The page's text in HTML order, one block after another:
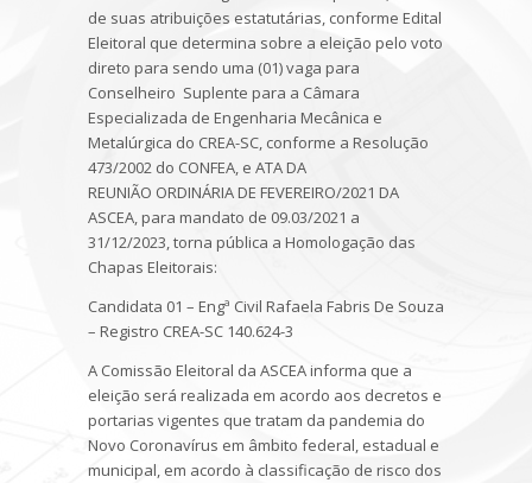
de suas atribuições estatutárias, conforme Edital
Eleitoral que determina sobre a eleição pelo voto
direto para sendo uma (01) vaga para
Conselheiro Suplente para a Câmara
Especializada de Engenharia Mecânica e
Metalúrgica do CREA-SC, conforme a Resolução
473/2002 do CONFEA, e ATA DA
REUNIÃO ORDINÁRIA DE FEVEREIRO/2021 DA
ASCEA, para mandato de 09.03/2021 a
31/12/2023, torna pública a Homologação das
Chapas Eleitorais:
Candidata 01 – Engª Civil Rafaela Fabris De Souza
– Registro CREA-SC 140.624-3
A Comissão Eleitoral da ASCEA informa que a
eleição será realizada em acordo aos decretos e
portarias vigentes que tratam da pandemia do
Novo Coronavírus em âmbito federal, estadual e
municipal, em acordo à classificação de risco dos